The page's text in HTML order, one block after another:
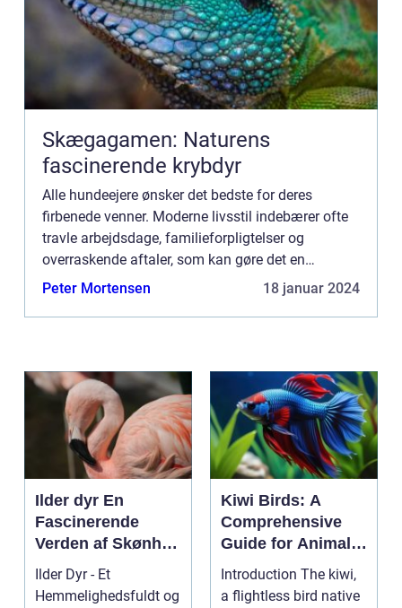
Skægagamen: Naturens
fascinerende krybdyr
Alle hundeejere ønsker det bedste for deres
firbenede venner. Moderne livsstil indebærer ofte
travle arbejdsdage, familieforpligtelser og
overraskende aftaler, som kan gøre det en
udfordring at tilbyde sin hund tilstrækkelig...
Peter Mortensen 18 januar 2024
Ilder dyr En
Fascinerende
Verden af Skønhed
og Energi
Ilder Dyr - Et
Hemmelighedsfuldt og
Kiwi Birds: A
Comprehensive
Guide for Animal
Lovers
Introduction The kiwi,
a flightless bird native